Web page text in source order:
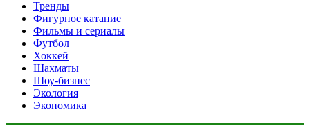
Тренды
Фигурное катание
Фильмы и сериалы
Футбол
Хоккей
Шахматы
Шоу-бизнес
Экология
Экономика